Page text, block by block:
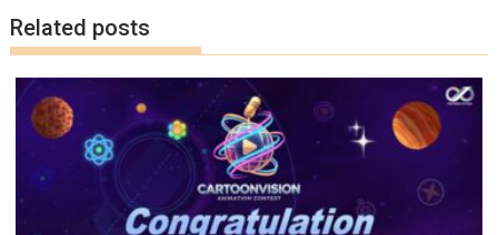
Related posts